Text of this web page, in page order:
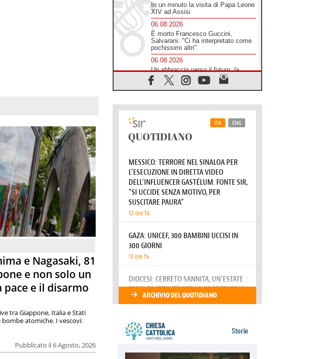
e Nagasaki, 81
e non solo un
e il disarmo
Pubblicato il 6 Agosto, 2026
tra Giappone, Italia e Stati
atomiche. I vescovi:
In un minuto la visita di Papa Leone
XIV ad Assisi
06.08.2026
È morto Francesco Guccini,
Salvarani: "Ci ha interpretato come
pochissimi altri"
06.08.2026
Un abbraccio verso il futuro, la
grande festa del Papa e dei giovani
ad Assisi
Il grazie dei giovani al Papa: "Oggi
ci sentiamo Chiesa"
Leone XIV: la rivoluzione del
Vangelo abbatte i muri che
06.08.2026
Fra Marco Vianelli: alla scuola di
san Francesco per imparare il
Vangelo della pace
06.08.2026
Hiroshima, ad 81 anni dalla bomba
mondiale
06.08.2026
Il Papa con i giovani ad Assisi:
costruire la civiltà dell'amore non
Hiroshima e Nagasaki, 81 anni
dopo. Al via i "dieci giorni di
preghiera per la pace"